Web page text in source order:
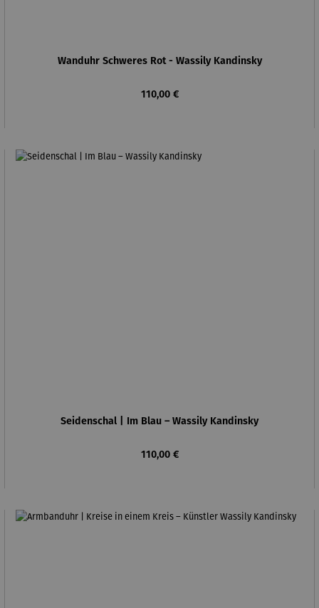
Wanduhr Schweres Rot - Wassily Kandinsky
Regulärer Preis:
110,00 €
Seidenschal | Im Blau – Wassily Kandinsky
Regulärer Preis:
110,00 €